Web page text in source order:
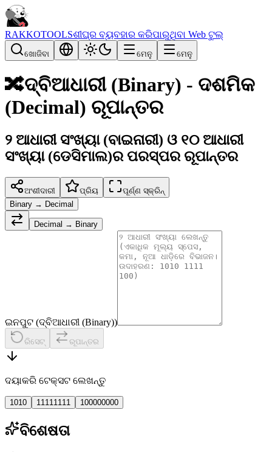
RAKKOTOOLSଶୀଘ୍ର ବ୍ୟବହାର କରିପାରୁଥିବା Web ଟୁଲ୍
ଖୋଜିବା ମେନୁ ମେନୁ
🔀ଦ୍ବିଆଧାରୀ (Binary) - ଦଶମିକ
(Decimal) ରୂପାନ୍ତର
୨ ଆଧାରୀ ସଂଖ୍ୟା (ବାଇନାରୀ) ଓ ୧୦ ଆଧାରୀ
ସଂଖ୍ୟା (ଡେସିମାଲ)ର ପରସ୍ପର ରୂପାନ୍ତର
ଅଂଶୀଦାରୀ ପ୍ରିୟ
ପୂର୍ଣ୍ଣ ସ୍କ୍ରିନ୍
Binary → Decimal
Decimal → Binary
ଇନପୁଟ (ଦ୍ବିଆଧାରୀ (Binary))
ରିସେଟ୍ ରୂପାନ୍ତର
ଦୟାକରି ଟେକ୍ସଟ ଲେଖନ୍ତୁ
1010 11111111 100000000
ବିଶେଷତା